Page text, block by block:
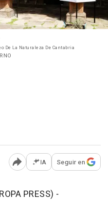
De La Naturaleza De Cantabria
Abrir opciones para
IA Seguir en
PRESS) -